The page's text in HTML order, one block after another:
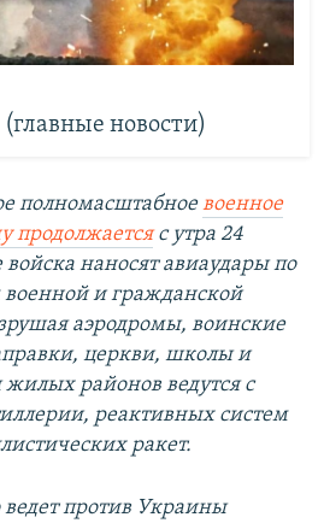
новости)
полномасштабноевоенное
продолжаетсяс утра 24
войска наносят авиаудары по
и гражданской
аэродромы, воинские
церкви, школы и
районов ведутся с
реактивных систем
ракет.
ведет против Украины